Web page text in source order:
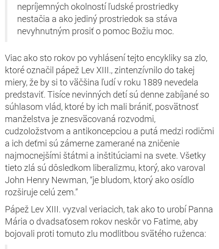
nepríjemných okolností ľudské prostriedky
nestačia a ako jediný prostriedok sa stáva
nevyhnutným prosiť o pomoc Božiu moc.
Viac ako sto rokov po vyhlásení tejto encykliky sa zlo,
ktoré označil pápež Lev XIII., zintenzívnilo do takej
miery, že by si to väčšina ľudí v roku 1889 nevedela
predstaviť. Tisíce nevinných detí sú denne zabíjané so
súhlasom vlád, ktoré by ich mali brániť, posvätnosť
manželstva je znesväcovaná rozvodmi,
cudzoložstvom a antikoncepciou a putá medzi rodičmi
a ich deťmi sú zámerne zamerané na zničenie
najmocnejšími štátmi a inštitúciami na svete. Všetky
tieto zlá sú dôsledkom liberalizmu, ktorý, ako varoval
John Henry Newman, “je bludom, ktorý ako osídlo
rozširuje celú zem.”
Pápež Lev XIII. vyzval veriacich, tak ako to urobí Panna
Mária o dvadsaťosem rokov neskôr vo Fatime, aby
bojovali proti tomuto zlu modlitbou svätého ruženca: